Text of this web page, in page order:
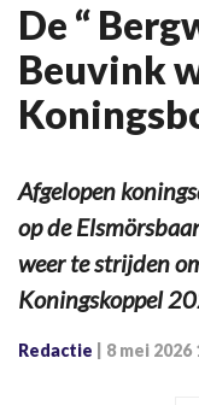
De “
Beuvink
Afgelopen
op de
weer te strijden
Koningskoppel
Redactie 8 mei 2026